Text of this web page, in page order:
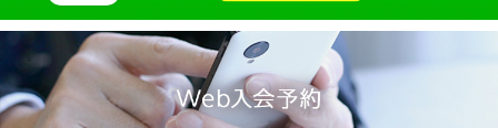
2024.10(18)
2024.09(15)
2024.08(21)